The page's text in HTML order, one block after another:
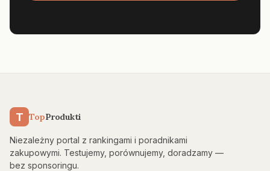
T TopProdukti
Niezależny portal z rankingami i poradnikami
zakupowymi. Testujemy, porównujemy, doradzamy —
bez sponsoringu.